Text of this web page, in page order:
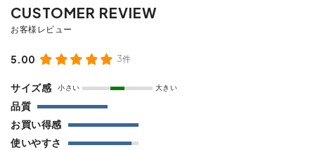
5.00 3件
サイズ感 小さい 大きい
品質
お買い得感
使いやすさ